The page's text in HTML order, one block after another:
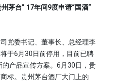
台” 17年间9度申请“国酒”
委书记、董事长、总经理李
于6月30日前停用，目前已聘
产品宣传方案。6月30日，贵
标。贵州茅台酒厂大门上的